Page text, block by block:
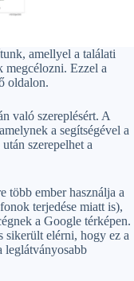
amellyel a találati
megcélozni. Ezzel a
oldalon.
való szereplésért. A
a segítségével a
szerepelhet a
több ember használja a
terjedése miatt is),
a Google térképen.
sikerült elérni, hogy ez a
leglátványosabb